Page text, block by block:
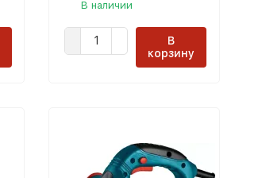
В наличии
В
корзину